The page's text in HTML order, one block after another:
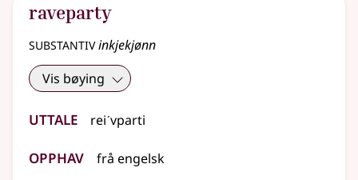
raveparty
substantivinkjekjønn
Vis bøying
Uttale reiˊvparti
Opphav frå engelsk